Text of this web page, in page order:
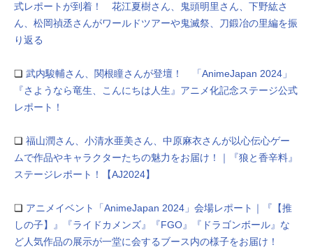
式レポートが到着！ 花江夏樹さん、鬼頭明里さん、下野紘さ
ん、松岡禎丞さんがワールドツアーや鬼滅祭、刀鍛冶の里編を振
り返る
❏ 武内駿輔さん、関根瞳さんが登壇！ 「AnimeJapan 2024」
『さようなら竜生、こんにちは人生』アニメ化記念ステージ公式
レポート！
❏ 福山潤さん、小清水亜美さん、中原麻衣さんが以心伝心ゲー
ムで作品やキャラクターたちの魅力をお届け！｜『狼と香辛料』
ステージレポート！【AJ2024】
❏ アニメイベント「AnimeJapan 2024」会場レポート｜『【推
しの子】』『ライドカメンズ』『FGO』『ドラゴンボール』な
ど人気作品の展示が一堂に会するブース内の様子をお届け！